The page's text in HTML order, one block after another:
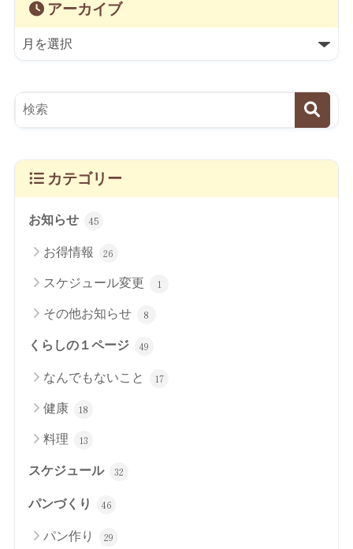
アーカイブ
カテゴリー
お知らせ 45
お得情報 26
スケジュール変更 1
その他お知らせ 8
くらしの１ページ 49
なんでもないこと 17
健康 18
料理 13
スケジュール 32
パンづくり 46
パン作り 29